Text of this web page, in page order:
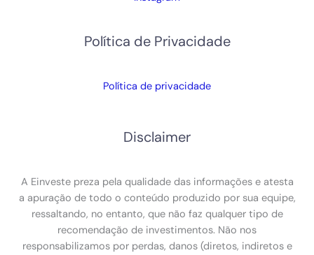
Política de Privacidade
Política de privacidade
Disclaimer
A Einveste preza pela qualidade das informações e atesta
a apuração de todo o conteúdo produzido por sua equipe,
ressaltando, no entanto, que não faz qualquer tipo de
recomendação de investimentos. Não nos
responsabilizamos por perdas, danos (diretos, indiretos e